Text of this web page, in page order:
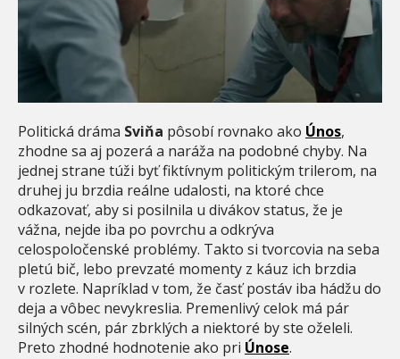
Politická dráma Sviňa pôsobí rovnako ako Únos,
zhodne sa aj pozerá a naráža na podobné chyby. Na
jednej strane túži byť fiktívnym politickým trilerom, na
druhej ju brzdia reálne udalosti, na ktoré chce
odkazovať, aby si posilnila u divákov status, že je
vážna, nejde iba po povrchu a odkrýva
celospoločenské problémy. Takto si tvorcovia na seba
pletú bič, lebo prevzaté momenty z káuz ich brzdia
v rozlete. Napríklad v tom, že časť postáv iba hádžu do
deja a vôbec nevykreslia. Premenlivý celok má pár
silných scén, pár zbrklých a niektoré by ste oželeli.
Preto zhodné hodnotenie ako pri Únose.